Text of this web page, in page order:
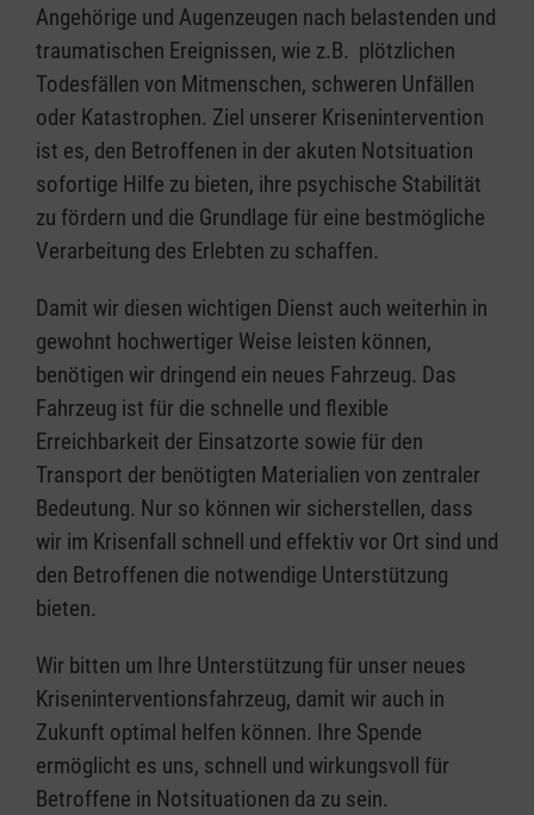
Angehörige und Augenzeugen nach belastenden und
traumatischen Ereignissen, wie z.B. plötzlichen
Todesfällen von Mitmenschen, schweren Unfällen
oder Katastrophen. Ziel unserer Krisenintervention
ist es, den Betroffenen in der akuten Notsituation
sofortige Hilfe zu bieten, ihre psychische Stabilität
zu fördern und die Grundlage für eine bestmögliche
Verarbeitung des Erlebten zu schaffen.
Damit wir diesen wichtigen Dienst auch weiterhin in
gewohnt hochwertiger Weise leisten können,
benötigen wir dringend ein neues Fahrzeug. Das
Fahrzeug ist für die schnelle und flexible
Erreichbarkeit der Einsatzorte sowie für den
Transport der benötigten Materialien von zentraler
Bedeutung. Nur so können wir sicherstellen, dass
wir im Krisenfall schnell und effektiv vor Ort sind und
den Betroffenen die notwendige Unterstützung
bieten.
Wir bitten um Ihre Unterstützung für unser neues
Kriseninterventionsfahrzeug, damit wir auch in
Zukunft optimal helfen können. Ihre Spende
ermöglicht es uns, schnell und wirkungsvoll für
Betroffene in Notsituationen da zu sein.